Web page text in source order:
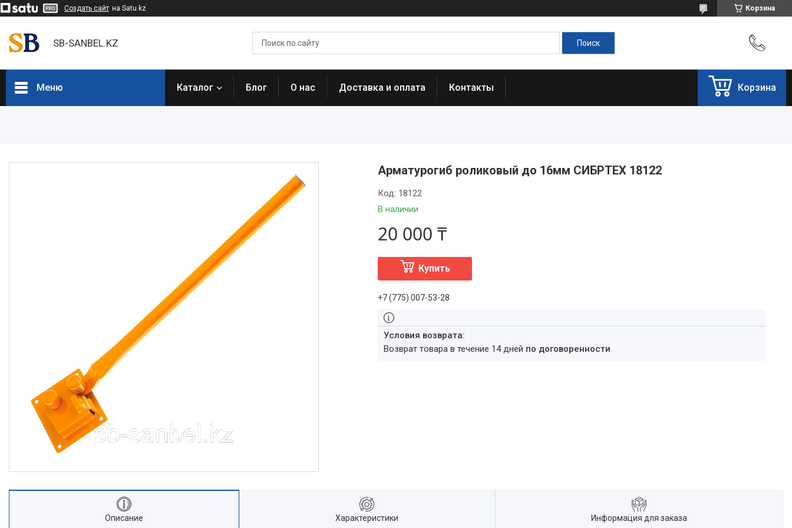
Создать сайт на Satu.kz Корзина
SB-SANBEL.KZ
Меню
техника
Садовая техника и инструмент
Мойка, клининг, уход за авто
Климатическая техника
Электрика и свет
Электрические двигатели
Лестницы
Измерительные инструменты
Пневматический инструмент
Алмазное бурение
Автотовары
Монтажный инструмент
Расходные материалы
Каталог Блог О нас Доставка и оплата Контакты Корзина
Арматурогиб роликовый до 16мм СИБРТЕХ 18122
В наличии
Код: 18122
20 000 ₸
Купить
+7 (775) 007-53-28
возврат товара в течение 14 дней по договоренности
Описание Характеристики Информация для заказа